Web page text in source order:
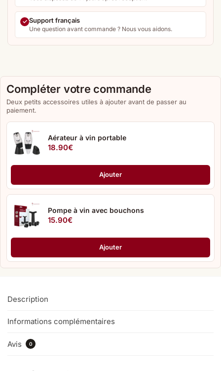
Support français
Une question avant commande ? Nous vous aidons.
Compléter votre commande
Deux petits accessoires utiles à ajouter avant de passer au
paiement.
Aérateur à vin portable
18.90€
Ajouter
Pompe à vin avec bouchons
15.90€
Ajouter
Description
Informations complémentaires
Avis 0